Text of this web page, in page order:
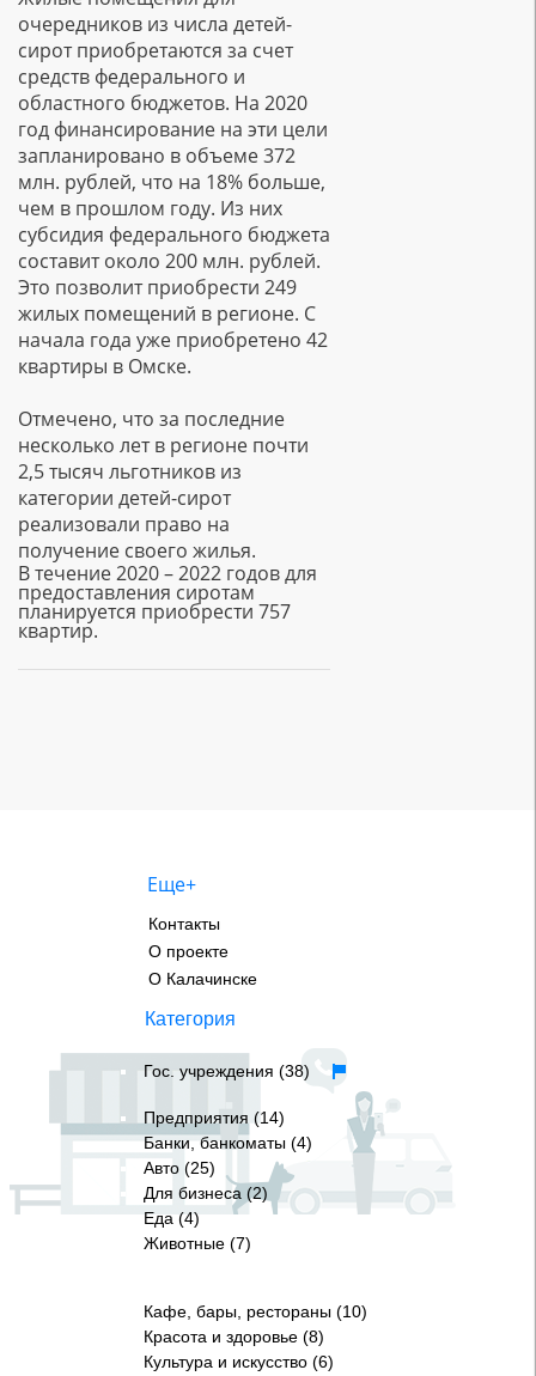
очередников из числа детей-
сирот приобретаются за счет
средств федерального и
областного бюджетов. На 2020
год финансирование на эти цели
запланировано в объеме 372
млн. рублей, что на 18% больше,
чем в прошлом году. Из них
субсидия федерального бюджета
составит около 200 млн. рублей.
Это позволит приобрести 249
жилых помещений в регионе. С
начала года уже приобретено 42
квартиры в Омске.
Отмечено, что за последние
несколько лет в регионе почти
2,5 тысяч льготников из
категории детей-сирот
реализовали право на
получение своего жилья.
В течение 2020 – 2022 годов для
предоставления сиротам
планируется приобрести 757
квартир.
Еще+
Контакты
О проекте
О Калачинске
Категория
Гос. учреждения (38)
Предприятия (14)
Банки, банкоматы (4)
Авто (25)
Для бизнеса (2)
Еда (4)
Животные (7)
Кафе, бары, рестораны (10)
Красота и здоровье (8)
Культура и искусство (6)